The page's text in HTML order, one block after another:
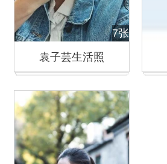
7张
袁子芸生活照